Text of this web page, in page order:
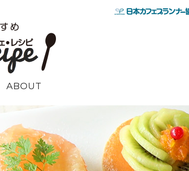
ABOUT